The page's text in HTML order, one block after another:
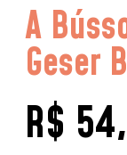
A
Geser
R$